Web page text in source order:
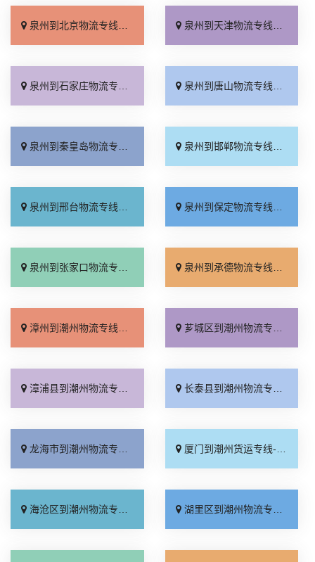
泉州到北京物流专线_几天到达「按时送达」 泉州到天津物流专线_运价查询「实时跟踪 」
泉州到石家庄物流专线_无需中转「来电咨询」 泉州到唐山物流专线_直达特快专线「市县闪送」
泉州到秦皇岛物流专线_直通专线「高效快运」 泉州到邯郸物流专线_合理收费「零担配货」
泉州到邢台物流专线_天天发车「高速快运」 泉州到保定物流专线_快运有保障「一站直达」
泉州到张家口物流专线_直达特快专线「门到门接送」 泉州到承德物流专线_直达到站「运费多少」
漳州到潮州物流专线_多久能到「不随意加价」 芗城区到潮州物流专线_零担配货「高效运输」
漳浦县到潮州物流专线_直达往返「高效快运」 长泰县到潮州物流专线_实时反馈「限时必达」
龙海市到潮州物流专线_运价查询「资质齐全」 厦门到潮州货运专线-厦门到潮州物流公司_专线直达「价格透明」
海沧区到潮州物流专线_需要几天「定点发车」 湖里区到潮州物流专线_直通专线「送货上门」